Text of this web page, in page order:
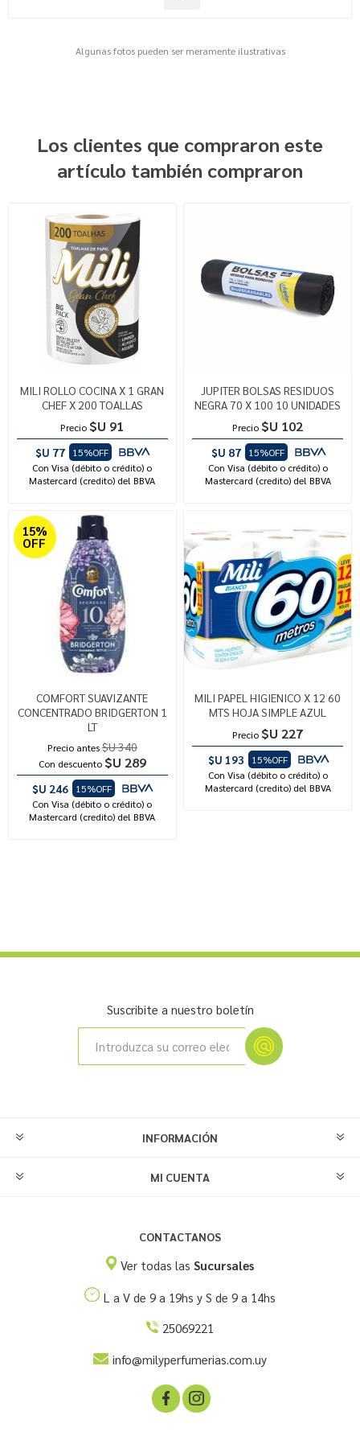
Algunas fotos pueden ser meramente ilustrativas
Los clientes que compraron este
artículo también compraron
MILI ROLLO COCINA X 1 GRAN
CHEF X 200 TOALLAS
Precio $U 91
$U 77
15%OFF
Con Visa (débito o crédito) o
Mastercard (credito) del BBVA
JUPITER BOLSAS RESIDUOS
NEGRA 70 X 100 10 UNIDADES
Precio $U 102
$U 87
15%OFF
Con Visa (débito o crédito) o
Mastercard (credito) del BBVA
15%
OFF
COMFORT SUAVIZANTE
CONCENTRADO BRIDGERTON 1
LT
Precio antes$U 340
Con descuento $U 289
$U 246
15%OFF
Con Visa (débito o crédito) o
Mastercard (credito) del BBVA
MILI PAPEL HIGIENICO X 12 60
MTS HOJA SIMPLE AZUL
Precio $U 227
$U 193
15%OFF
Con Visa (débito o crédito) o
Mastercard (credito) del BBVA
Suscribite a nuestro boletín
INFORMACIÓN
MI CUENTA
CONTACTANOS
Ver todas las Sucursales
L a V de 9 a 19hs y S de 9 a 14hs
25069221
info@milyperfumerias.com.uy